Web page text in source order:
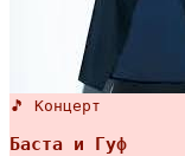
🎵 Концерт
Баста и Гуф